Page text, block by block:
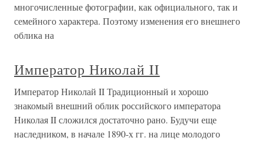
многочисленные фотографии, как официального, так и
семейного характера. Поэтому изменения его внешнего
облика на
Император Николай II
Император Николай II Традиционный и хорошо
знакомый внешний облик российского императора
Николая II сложился достаточно рано. Будучи еще
наследником, в начале 1890-х гг. на лице молодого